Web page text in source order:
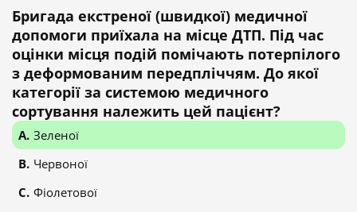
Бригада екстреної (швидкої) медичної
допомоги приїхала на місце ДТП. Під час
оцінки місця подій помічають потерпілого
з деформованим передпліччям. До якої
категорії за системою медичного
сортування належить цей пацієнт?
Зеленої
Червоної
Фіолетової